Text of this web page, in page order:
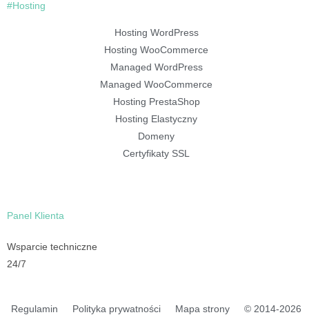
#Hosting
Hosting WordPress
Hosting WooCommerce
Managed WordPress
Managed WooCommerce
Hosting PrestaShop
Hosting Elastyczny
Domeny
Certyfikaty SSL
Panel Klienta
Wsparcie techniczne
24/7
Regulamin Polityka prywatności Mapa strony © 2014-2026